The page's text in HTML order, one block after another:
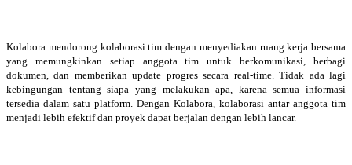
Kolabora mendorong kolaborasi tim dengan menyediakan ruang kerja bersama
yang memungkinkan setiap anggota tim untuk berkomunikasi, berbagi
dokumen, dan memberikan update progres secara real-time. Tidak ada lagi
kebingungan tentang siapa yang melakukan apa, karena semua informasi
tersedia dalam satu platform. Dengan Kolabora, kolaborasi antar anggota tim
menjadi lebih efektif dan proyek dapat berjalan dengan lebih lancar.